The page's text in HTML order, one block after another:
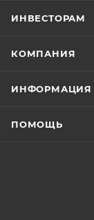
ИНВЕСТОРАМ
КОМПАНИЯ
ИНФОРМАЦИЯ
ПОМОЩЬ